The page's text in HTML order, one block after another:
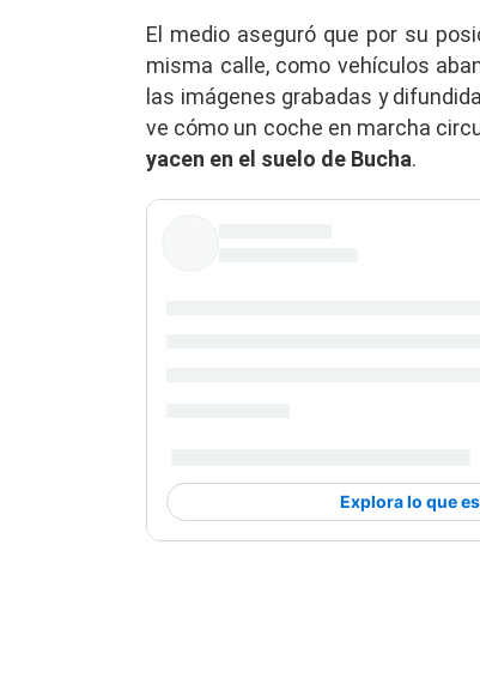
El medio aseguró que por su
misma calle, como vehículos
las imágenes grabadas y
ve cómo un coche en marcha
yacen en el suelo de Bucha.